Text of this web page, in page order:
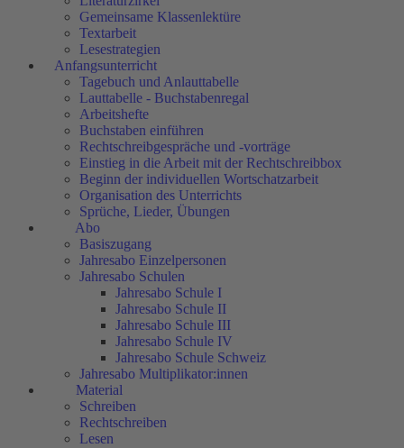
Gemeinsame Klassenlektüre
Textarbeit
Lesestrategien
Anfangsunterricht
Tagebuch und Anlauttabelle
Lauttabelle - Buchstabenregal
Arbeitshefte
Buchstaben einführen
Rechtschreibgespräche und -vorträge
Einstieg in die Arbeit mit der Rechtschreibbox
Beginn der individuellen Wortschatzarbeit
Organisation des Unterrichts
Sprüche, Lieder, Übungen
Abo
Basiszugang
Jahresabo Einzelpersonen
Jahresabo Schulen
Jahresabo Schule I
Jahresabo Schule II
Jahresabo Schule III
Jahresabo Schule IV
Jahresabo Schule Schweiz
Jahresabo Multiplikator:innen
Material
Schreiben
Rechtschreiben
Lesen